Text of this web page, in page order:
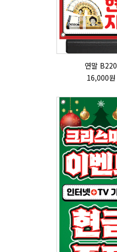
연말 B220
16,000원